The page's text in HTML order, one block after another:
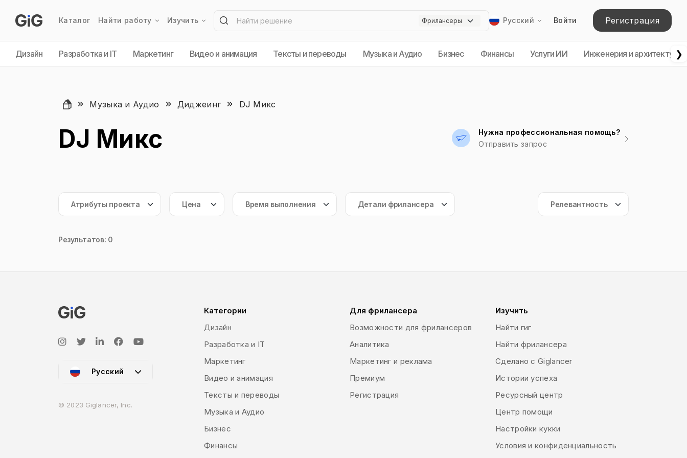
Каталог Найти работу Изучить Русский Войти Регистрация
Дизайн Разработка и IT Маркетинг Видео и анимация Тексты и переводы Музыка и Аудио Бизнес Финансы Услуги ИИ Инженерия и архитектура
❯
Музыка и Аудио Диджеинг DJ Микс
DJ Микс
Нужна профессиональная помощь?
Отправить запрос
Результатов: 0
Русский
© 2023 Giglancer, Inc.
Категории
Дизайн
Разработка и IT
Маркетинг
Видео и анимация
Тексты и переводы
Музыка и Аудио
Бизнес
Финансы
Для фрилансера
Возможности для фрилансеров
Аналитика
Маркетинг и реклама
Премиум
Регистрация
Изучить
Найти гиг
Найти фрилансера
Сделано с Giglancer
Истории успеха
Ресурсный центр
Центр помощи
Настройки кукки
Условия и конфиденциальность